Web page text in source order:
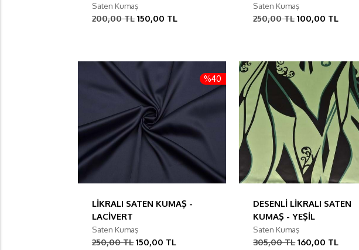
Saten Kumaş
200,00 TL 150,00 TL
Saten Kumaş
250,00 TL 100,00 TL
%40
LİKRALI SATEN KUMAŞ -
LACİVERT
Saten Kumaş
250,00 TL 150,00 TL
DESENLİ LİKRALI SATEN
KUMAŞ - YEŞİL
Saten Kumaş
305,00 TL 160,00 TL